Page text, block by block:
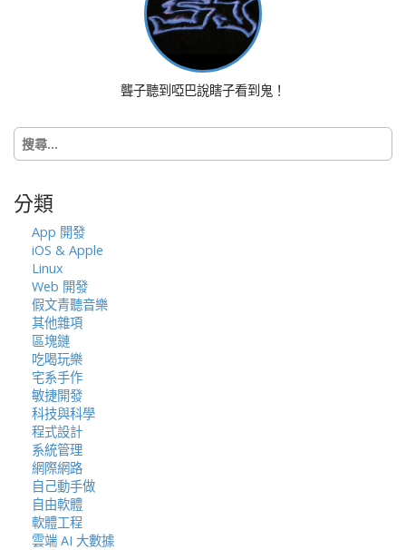
聾子聽到啞巴說瞎子看到鬼！
搜
尋
字:
分類
App 開發
iOS & Apple
Linux
Web 開發
假文青聽音樂
其他雜項
區塊鏈
吃喝玩樂
宅系手作
敏捷開發
科技與科學
程式設計
系統管理
網際網路
自己動手做
自由軟體
軟體工程
雲端 AI 大數據